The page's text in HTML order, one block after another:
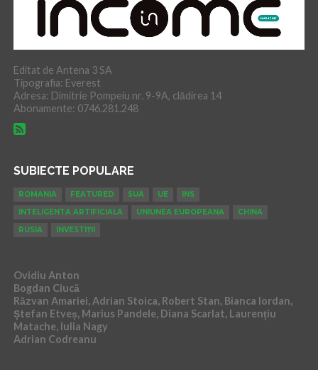
Editat de Antena 3 SA
Tipografia: Everest
Adresa: Dimitrie Pompeiu nr. 9-9A, clădirea 14
Abonamente: 0746.281.248
SUBIECTE POPULARE
ROMANIA FEATURED SUA UE
INS
INTELIGENTA ARTIFICIALA
UNIUNEA EUROPEANA
CHINA
RUSIA
INVESTIȚII
Ovidiu Anton
Bogdan Ciucă
Răzvan Amariei, Adrian Stoica, Robert Stan, Bianca Iordan,
Ștefan Etveș, Marius Pandele, Diana Scarlat, Laurențiu
Matache, Iulia Nagy
Adrian Codreanu